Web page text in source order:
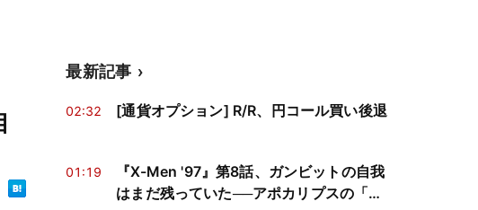
最新記事
02:32 [通貨オプション] R/R、円コール買い後退
01:19
『X-Men '97』第8話、ガンビットの自我
はまだ残っていた──アポカリプスの「精